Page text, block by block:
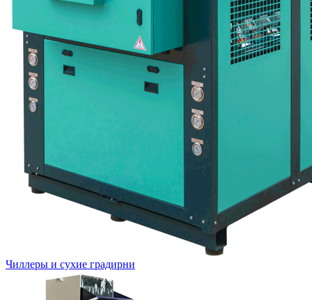
Чиллеры и сухие градирни